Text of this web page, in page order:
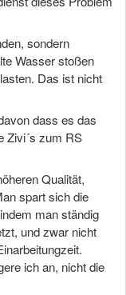
sondern
Wasser stoßen
Das ist nicht
dass es das
Zivi´s zum RS
Qualität,
spart sich die
man ständig
und zwar nicht
ich an, nicht die